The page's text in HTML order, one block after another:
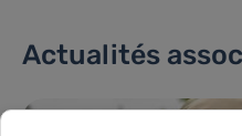
Actualités